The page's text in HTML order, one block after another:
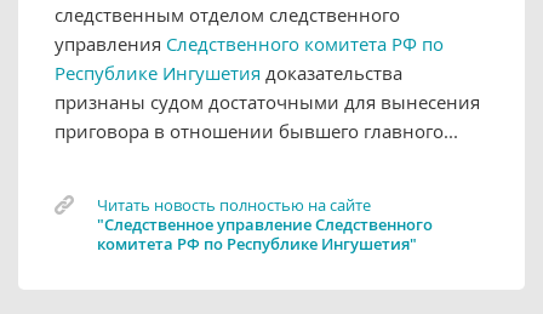
следственным отделом следственного
управления Следственного комитета РФ по
Республике Ингушетия доказательства
признаны судом достаточными для вынесения
приговора в отношении бывшего главного...
Читать новость полностью на сайте
"Следственное управление Следственного
комитета РФ по Республике Ингушетия"